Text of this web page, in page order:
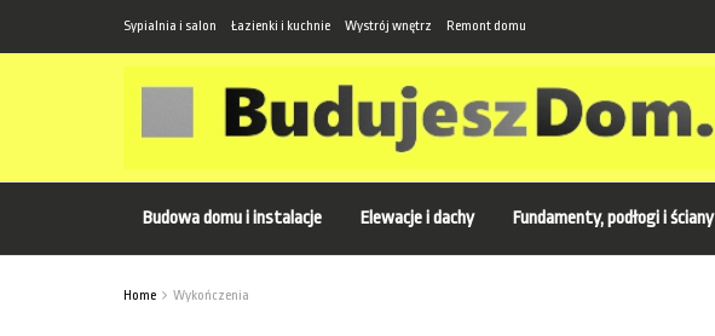
Sypialnia i salon Łazienki i kuchnie Wystrój wnętrz Remont domu
Budowa domu i instalacje Elewacje i dachy Fundamenty, podłogi i ściany
Home Wykończenia